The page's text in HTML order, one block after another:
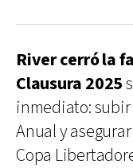
River cerró la
Clausura 2025
inmediato:
Anual y
Copa